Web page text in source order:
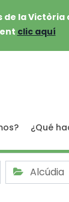
la
clic aquí
¿Qué
Alcúdia